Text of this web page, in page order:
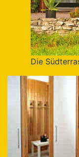
Die